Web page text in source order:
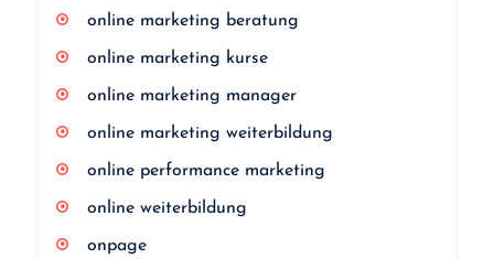
online marketing beratung
online marketing kurse
online marketing manager
online marketing weiterbildung
online performance marketing
online weiterbildung
onpage